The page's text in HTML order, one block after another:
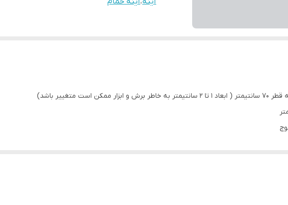
است متغییر باشد)
ثبت سفارش نوع آینه اعم از ساده ، تاچ و یا ضدبخاربودن و همچنین نور پشت آینه انتخاب شود .